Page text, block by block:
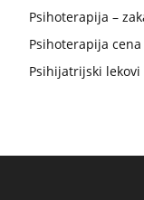
Psihoterapija –
Psihoterapija cena
Psihijatrijski lekovi